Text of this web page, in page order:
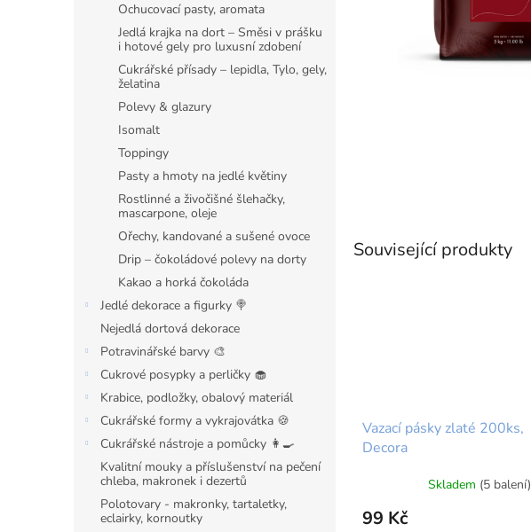
Ochucovací pasty, aromata
Jedlá krajka na dort – Směsi v prášku
i hotové gely pro luxusní zdobení
Cukrářské přísady – lepidla, Tylo, gely,
želatina
Polevy & glazury
Isomalt
Toppingy
Pasty a hmoty na jedlé květiny
Rostlinné a živočišné šlehačky,
mascarpone, oleje
Ořechy, kandované a sušené ovoce
Drip – čokoládové polevy na dorty
Kakao a horká čokoláda
Jedlé dekorace a figurky 🍭
Nejedlá dortová dekorace
Potravinářské barvy 🎨
Cukrové posypky a perličky 🧁
Krabice, podložky, obalový materiál
Cukrářské formy a vykrajovátka 🍪
Cukrářské nástroje a pomůcky 👩‍🍳
Kvalitní mouky a příslušenství na pečení
chleba, makronek i dezertů
Polotovary - makronky, tartaletky,
eclairky, kornoutky
Související produkty
Vazací pásky zlaté 200ks,
Decora
Skladem (5 balení)
99 Kč